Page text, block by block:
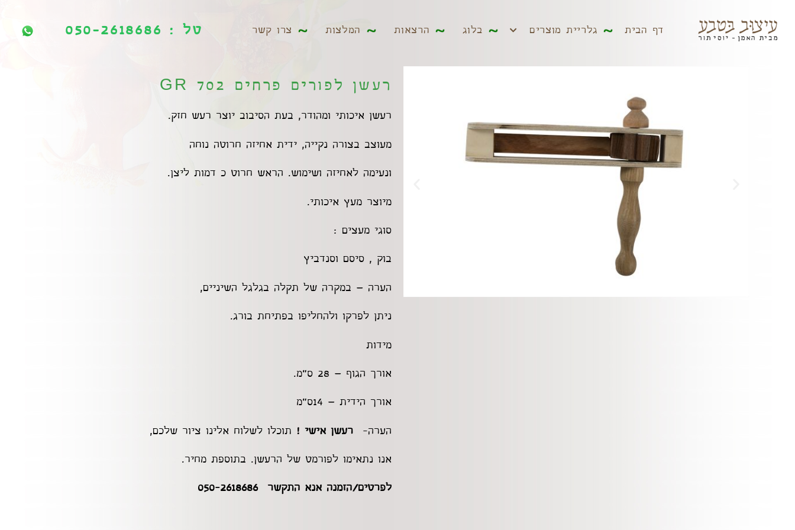
דף הבית גלריית מוצרים בלוג הרצאות המלצות צרו קשר טל : 050-2618686 דף הבית גלריית מוצרים בלוג הרצאות המלצות צרו קשר טל : 050-2618686
רעשן לפורים פרחים 702 GR
רעשן איכותי ומהודר, בעת הסיבוב יוצר רעש חזק.
מעוצב בצורה נקייה, ידית אחיזה חרוטה נוחה
ונעימה לאחיזה ושימוש. הראש חרוט כ דמות ליצן.
מיוצר מעץ איכותי.
סוגי מעצים :
בוק , סיסם וסנדביץ
הערה – במקרה של תקלה בגלגל השיניים,
ניתן לפרקו ולהחליפו בפתיחת בורג.
מידות
אורך הגוף – 28 ס"מ.
אורך הידית – 14ס"מ
הערה- רעשן אישי ! תוכלו לשלוח אלינו ציור שלכם,
אנו נתאימו לפורמט של הרעשן. בתוספת מחיר.
לפרטים/הזמנה אנא התקשר 050-2618686